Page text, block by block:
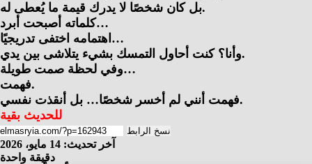
بل كان شخصًا لا يدرك قيمة ما يُعطى له.
كلماته أصبحت أبرد…
اهتمامه اختفى تدريجيًا…
وأنا؟ كنت أحاول التمسك بشيء يتلاشى بين يدي.
وفي لحظة صمت طويلة…
فهمت.
فهمت أنني لم أخسر شخصًا… بل أنقذت نفسي.
للحديث بقية
نسخ الرابط
آخر تحديث: 14 مايو، 2026
دقيقة واحدة